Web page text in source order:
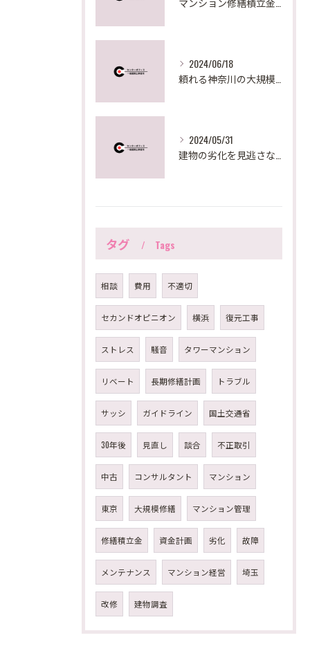
2024/06/18
2024/05/31
タグ Tags
相談 費用 不適切
セカンドオピニオン 横浜 復元工事
ストレス 騒音 タワーマンション
リベート 長期修繕計画 トラブル
サッシ ガイドライン 国土交通省
30年後 見直し 談合 不正取引
中古 コンサルタント マンション
東京 大規模修繕 マンション管理
修繕積立金 資金計画 劣化 故障
メンテナンス マンション経営 埼玉
改修 建物調査